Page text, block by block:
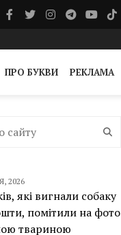
ПРО БУКВИ РЕКЛАМА
2026
які вигнали собаку
помітили на фото
твариною